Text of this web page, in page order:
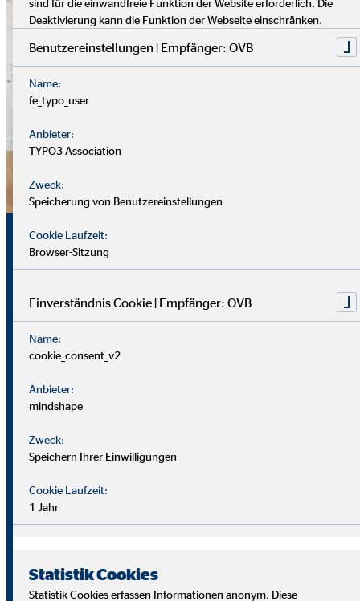
Sicherheit, Chancen und
echte Perspektiven
Für uns zählt nicht dein Lebenslauf, sondern wer du bist und
was du erreichen möchtest. Wichtiger sind deine
zwischenmenschlichen und persönlichen Stärken.
Du solltest offen, kontaktfreudig und freundlich auftreten
Kund*innen hineinzuversetzen.
Als Berater in brauchst du zudem eine gute Struktur, den
Überblick im Arbeitsalltag sowie analytische Fähigkeiten,
um die Ziele deiner Kundinnen richtig zu verstehen und
Starte auch du als OVB Finanzberater*in durch!
sind für die einwandfreie Funktion der Website erforderlich. Die
Deaktivierung kann die Funktion der Webseite einschränken.
Benutzereinstellungen | Empfänger: OVB
Name:
fe_typo_user
Anbieter:
TYPO3 Association
Zweck:
Speicherung von Benutzereinstellungen
Cookie Laufzeit:
Browser-Sitzung
Einverständnis Cookie | Empfänger: OVB
Name:
cookie_consent_v2
Anbieter:
mindshape
Zweck:
Speichern Ihrer Einwilligungen
Cookie Laufzeit:
1 Jahr
Statistik Cookies
Statistik Cookies erfassen Informationen anonym. Diese